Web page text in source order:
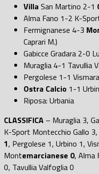
Villa San Martino 2-1
Alma Fano 1-2 K-
Fermignanese 4-3
Caprari M.)
Gabicce Gradara 2-0
Muraglia 4-1 Tavullia
Pergolese 1-1 Vismara
Ostra Calcio 1-1
Riposa: Urbania
CLASSIFICA – Muraglia 3,
K-Sport Montecchio Gallo
1, Pergolese 1, Urbino 1,
Montemarcianese 0, Alma
0, Tavullia Valfoglia 0